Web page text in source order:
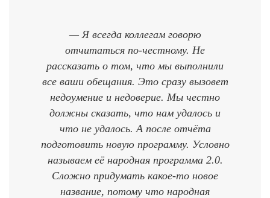
— Я всегда коллегам говорю
отчитаться по-честному. Не
рассказать о том, что мы выполнили
все ваши обещания. Это сразу вызовет
недоумение и недоверие. Мы честно
должны сказать, что нам удалось и
что не удалось. А после отчёта
подготовить новую программу. Условно
называем её народная программа 2.0.
Сложно придумать какое-то новое
название, потому что народная